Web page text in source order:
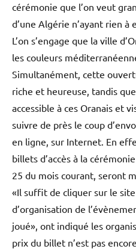
cérémonie que l’on veut
d’une Algérie n’ayant rien à
L’on s’engage que la ville
les couleurs
Simultanément, cette
riche et heureuse, tandis
accessible à ces Oranais et
suivre de près le coup
en ligne, sur Internet. En
billets d’accès à la
25 du mois courant, seront
«Il suffit de cliquer sur le
d’organisation de
joué», ont indiqué les
prix du billet n’est pas